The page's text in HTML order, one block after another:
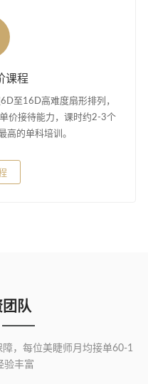
课程
至16D高难度扇形排列，
价接待能力，课时约2-3个
高的单科培训。
队
，每位美睫师月均接单60-1
验丰富